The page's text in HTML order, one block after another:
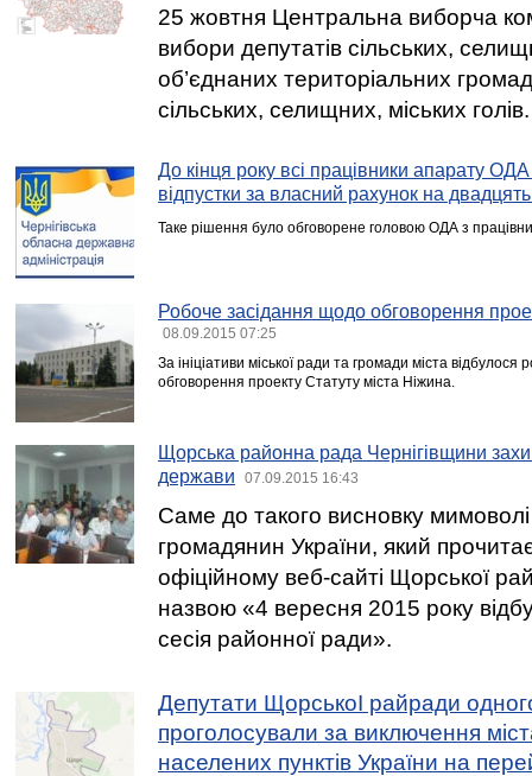
25 жовтня Центральна виборча
вибори депутатів сільських,
об’єднаних територіальних
сільських, селищних, міських голів.
До кінця року всі працівники апарату
відпустки за власний рахунок на
Таке рішення було обговорене головою ОДА з
Робоче засідання щодо обговорення
08.09.2015 07:25
За ініціативи міської ради та громади міста
обговорення проекту Статуту міста Ніжина.
Щорська районна рада Чернігівщини
держави
07.09.2015 16:43
Саме до такого висновку
громадянин України, який
офіційному веб-сайті Щорської
назвою «4 вересня 2015 року
сесія районної ради».
Депутати ЩорськоІ райради
проголосували за виключення
населених пунктів України на